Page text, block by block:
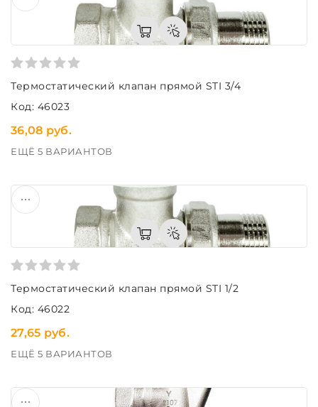
Термостатический клапан прямой STI 3/4
Код: 46023
36,08 руб.
ЕЩЁ 5 ВАРИАНТОВ
Термостатический клапан прямой STI 1/2
Код: 46022
27,65 руб.
ЕЩЁ 5 ВАРИАНТОВ